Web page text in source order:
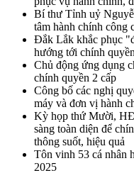
Bí thư Tỉnh uỷ
tâm hành chính công
Đắk Lắk khắc phục
hướng tới chính
Chủ động ứng dụng
chính quyền 2 cấp
Công bố các nghị
máy và đơn vị hành
Kỳ họp thứ Mười,
sàng toàn diện để
thông suốt, hiệu quả
Tôn vinh 53 cá nhân
2025